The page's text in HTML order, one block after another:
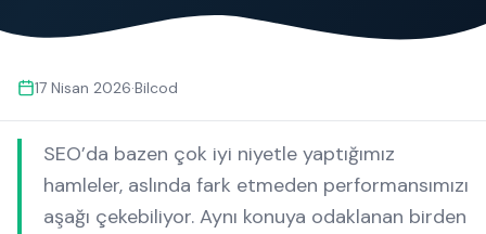
17 Nisan 2026·Bilcod
SEO’da bazen çok iyi niyetle yaptığımız
hamleler, aslında fark etmeden performansımızı
aşağı çekebiliyor. Aynı konuya odaklanan birden